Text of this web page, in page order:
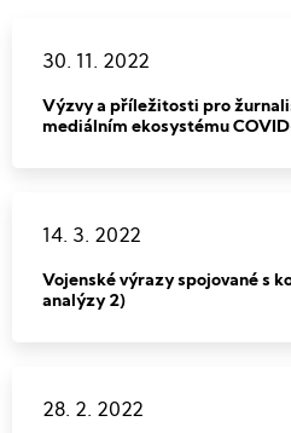
30. 11. 2022
Výzvy a příležitosti pro
mediálním ekosystému
14. 3. 2022
Vojenské výrazy spojované s
analýzy 2)
28. 2. 2022